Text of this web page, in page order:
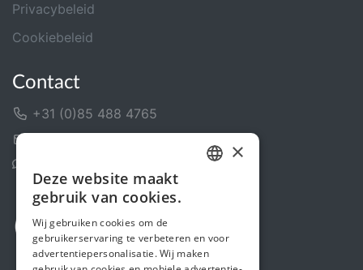
Privacybeleid
Cookiebeleid
Contact
+31 (0)85 488 4765
ENGLISH
×
Deze website maakt
gebruik van cookies.
Wij gebruiken cookies om de
gebruikerservaring te verbeteren en voor
advertentiepersonalisatie. Wij maken